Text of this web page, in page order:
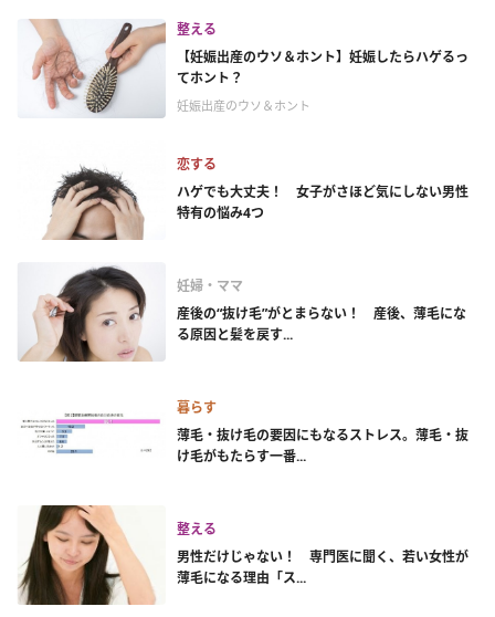
整える
【妊娠出産のウソ＆ホント】妊娠したらハゲるっ
てホント？
妊娠出産のウソ＆ホント
恋する
ハゲでも大丈夫！ 女子がさほど気にしない男性
特有の悩み4つ
妊婦・ママ
産後の“抜け毛”がとまらない！ 産後、薄毛にな
る原因と髪を戻す...
暮らす
薄毛・抜け毛の要因にもなるストレス。薄毛・抜
け毛がもたらす一番...
整える
男性だけじゃない！ 専門医に聞く、若い女性が
薄毛になる理由「ス...